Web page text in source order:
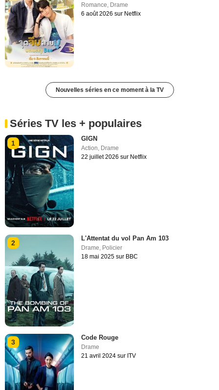
Romance, Drame
6 août 2026 sur Netflix
Nouvelles séries en ce moment à la TV
Séries TV les + populaires
1
GIGN
Action, Drame
22 juillet 2026 sur Netflix
2
L'Attentat du vol Pan Am 103
Drame Policier
18 mai 2025 sur BBC
3
Code Rouge
Drame
21 avril 2024 sur ITV